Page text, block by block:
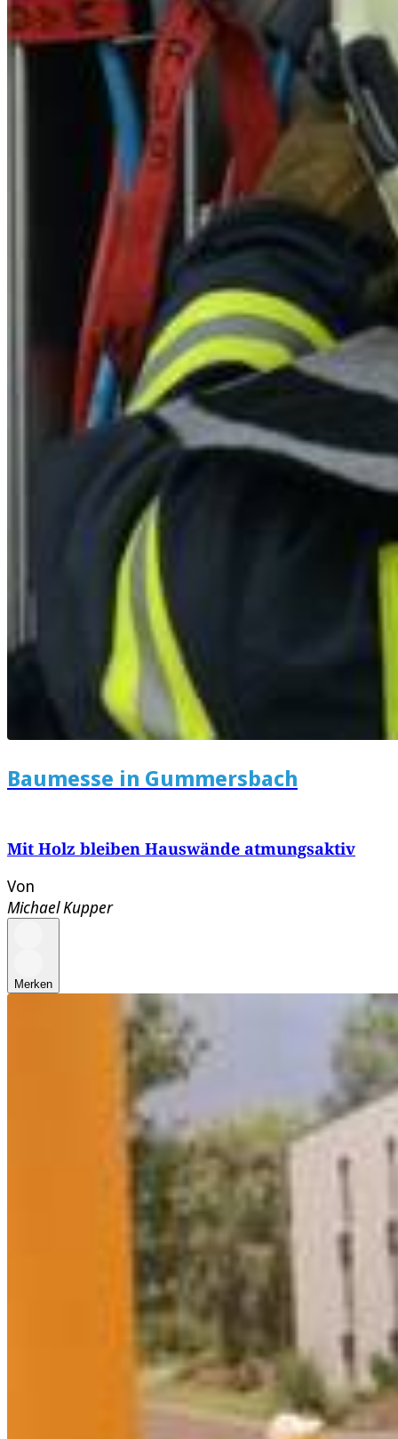
Baumesse in Gummersbach
Mit Holz bleiben Hauswände atmungsaktiv
Von
Michael Kupper
Merken